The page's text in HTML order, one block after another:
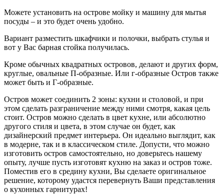
Можете установить на острове мойку и машину для мытья
посуды – и это будет очень удобно.
Вариант разместить шкафчики и полочки, выбрать стулья и
вот у Вас барная стойка получилась.
Кроме обычных квадратных островов, делают и других форм,
круглые, овальные П-образные. Или г-образные Остров также
может быть и Г-образные.
Остров может соединить 2 зоны: кухни и столовой, и при
этом сделать разграничение между ними смотря, какая цель
стоит. Остров можно сделать в цвет кухне, или абсолютно
другого стиля и цвета, в этом случае он будет, как
дизайнерский предмет интерьера. Он идеально выглядит, как
в модерне, так и в классическом стиле. Допусти, что можно
изготовить остров самостоятельно, но доверьтесь нашему
опыту, лучше пусть изготовят кухню на заказ и остров тоже.
Поместив его в средину кухни, Вы сделаете оригинальное
решение, которому удастся перевернуть Ваши представления
о кухонных гарнитурах!